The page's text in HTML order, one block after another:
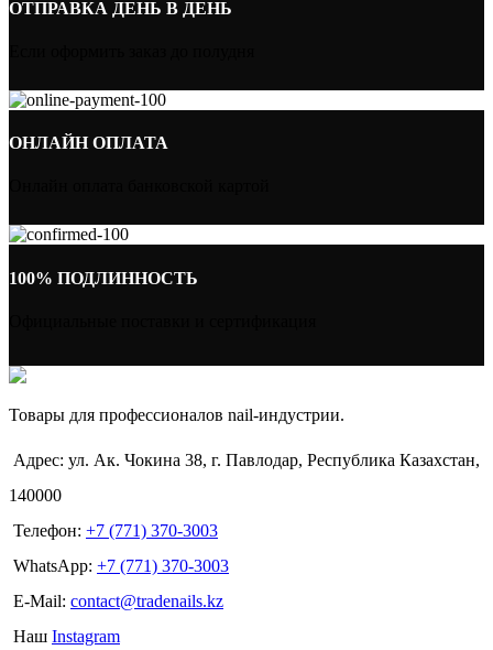
ОТПРАВКА ДЕНЬ В ДЕНЬ
ОНЛАЙН ОПЛАТА
100% ПОДЛИННОСТЬ
Товары для профессионалов nail-индустрии.
Адрес: ул. Ак. Чокина 38, г. Павлодар, Республика Казахстан,
140000
Телефон: +7 (771) 370-3003
WhatsApp: +7 (771) 370-3003
E-Mail: contact@tradenails.kz
Наш Instagram